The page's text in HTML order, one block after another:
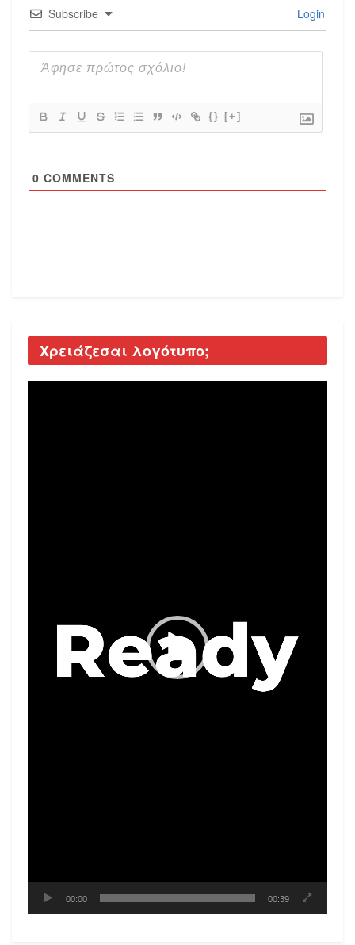
Subscribe Login
{} [+]
0 COMMENTS
Χρειάζεσαι λογότυπο;
00:00 00:39